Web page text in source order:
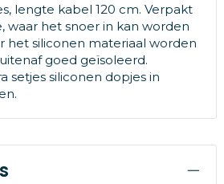
lengte kabel 120 cm. Verpakt
waar het snoer in kan worden
het siliconen materiaal worden
goed geïsoleerd.
setjes siliconen dopjes in